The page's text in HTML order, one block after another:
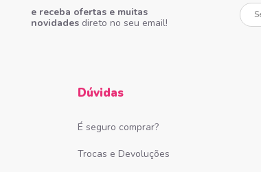
e receba ofertas e muitas
novidades direto no seu email!
Seu
Dúvidas
É seguro comprar?
Trocas e Devoluções